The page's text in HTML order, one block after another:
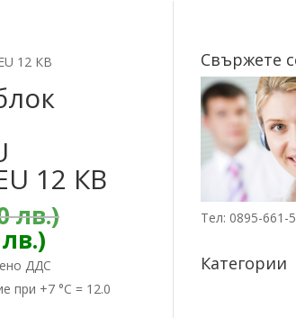
12 КВ
12 КВ
лв.)
11248.42€
(22,000.00
Текущата
цена
е:
8947.61€
ДДС
при +7 °C = 12.0
Свържете
Тел: 0895-661-
Категории